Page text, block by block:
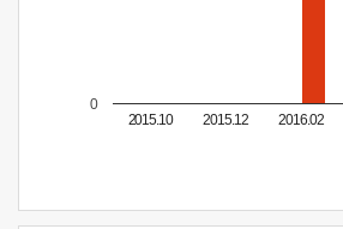
2015.10 2015.12 2016.02
0